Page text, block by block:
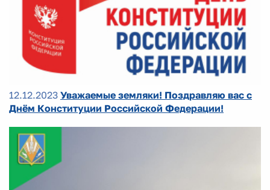
12.12.2023 Уважаемые земляки! Поздравляю вас с
Днём Конституции Российской Федерации!